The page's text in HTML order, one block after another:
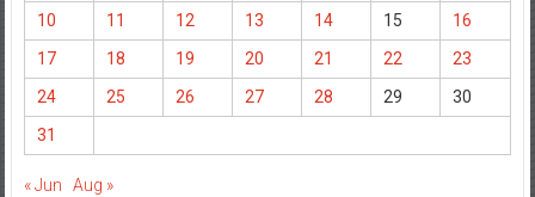
10
11 12 13 14 15
16
17
18 19 20 21 22
23
24
25 26 27 28 29
30
31
« Jun Aug »